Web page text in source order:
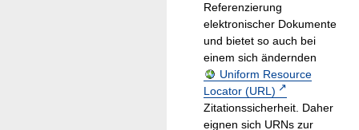
Referenzierung
elektronischer Dokumente
und bietet so auch bei
einem sich ändernden
Uniform Resource
Locator (URL)
Zitationssicherheit. Daher
eignen sich URNs zur